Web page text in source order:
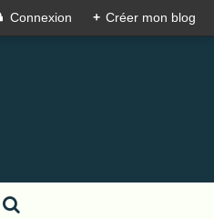
Connexion + Créer mon blog